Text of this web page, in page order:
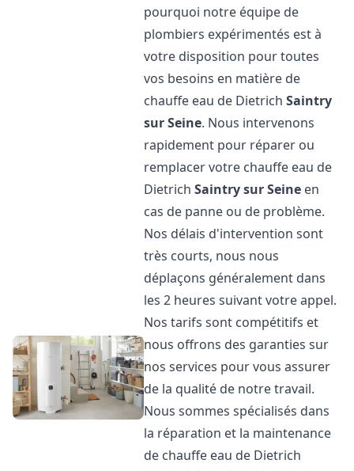
pourquoi notre équipe de
plombiers expérimentés est à
votre disposition pour toutes
vos besoins en matière de
chauffe eau de DietrichSaintry
sur Seine. Nous intervenons
rapidement pour réparer ou
remplacer votre chauffe eau de
DietrichSaintry sur Seine en
cas de panne ou de problème.
Nos délais d'intervention sont
très courts, nous nous
déplaçons généralement dans
les 2 heures suivant votre appel.
Nos tarifs sont compétitifs et
nous offrons des garanties sur
nos services pour vous assurer
de la qualité de notre travail.
Nous sommes spécialisés dans
la réparation et la maintenance
de chauffe eau de Dietrich